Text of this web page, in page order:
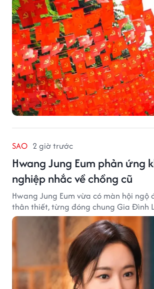
SAO 2 giờ trước
Hwang Jung Eum phản ứng
nghiệp nhắc về chồng cũ
Hwang Jung Eum vừa có màn hội ngộ
thân thiết, từng đóng chung Gia Đình